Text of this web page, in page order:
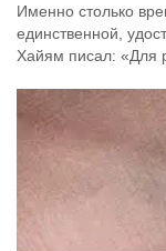
Именно столько
единственной,
Хайям писал: «Для